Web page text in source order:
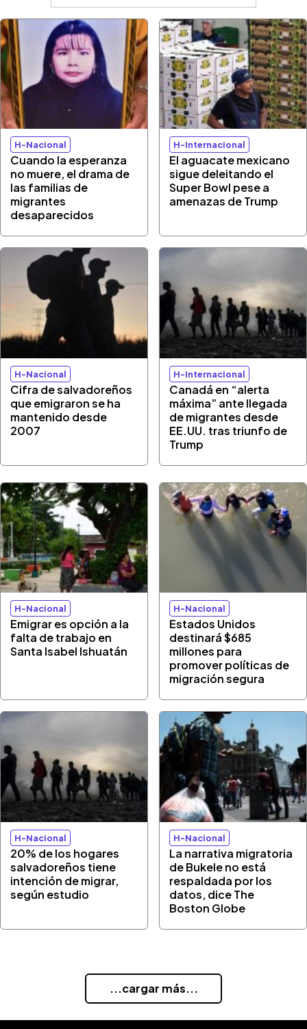
H-Nacional
Cuando la esperanza
no muere, el drama de
las familias de
migrantes
desaparecidos
H-Internacional
El aguacate mexicano
sigue deleitando el
Super Bowl pese a
amenazas de Trump
H-Nacional
Cifra de salvadoreños
que emigraron se ha
mantenido desde
2007
H-Internacional
Canadá en “alerta
máxima” ante llegada
de migrantes desde
EE.UU. tras triunfo de
Trump
H-Nacional
Emigrar es opción a la
falta de trabajo en
Santa Isabel Ishuatán
H-Nacional
Estados Unidos
destinará $685
millones para
promover políticas de
migración segura
H-Nacional
20% de los hogares
salvadoreños tiene
intención de migrar,
según estudio
H-Nacional
La narrativa migratoria
de Bukele no está
respaldada por los
datos, dice The
Boston Globe
...cargar más...